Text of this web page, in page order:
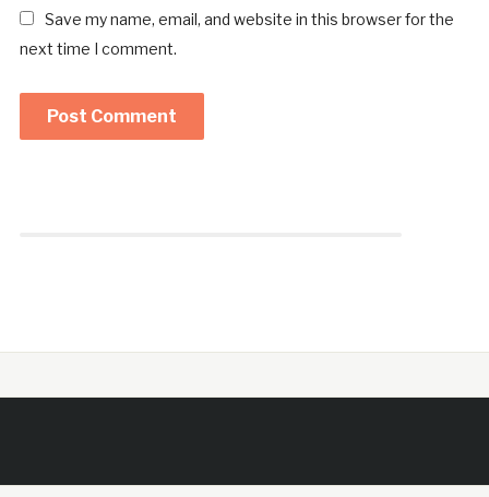
Save my name, email, and website in this browser for the
next time I comment.